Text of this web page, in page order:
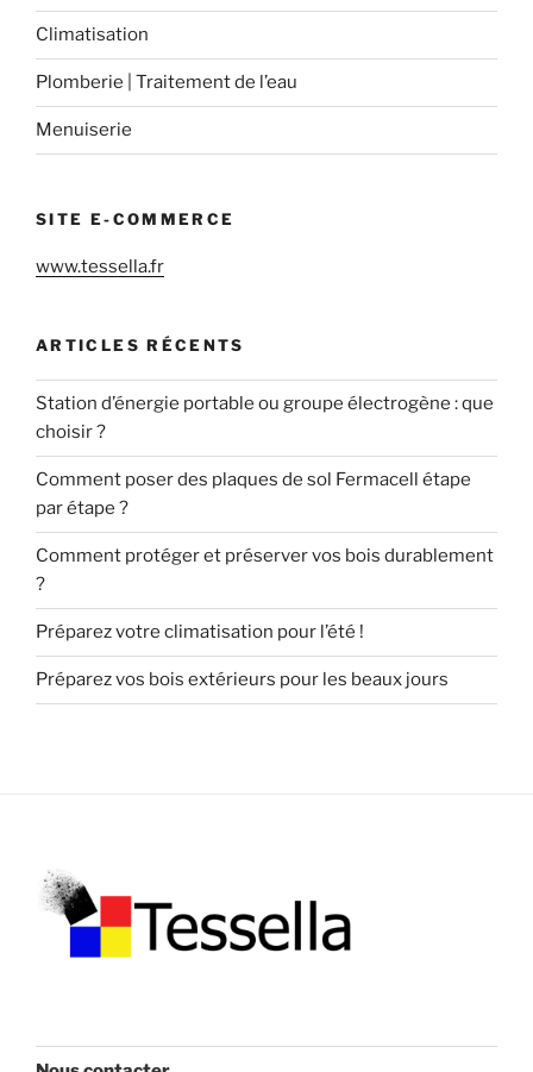
Climatisation
Plomberie | Traitement de l’eau
Menuiserie
SITE E-COMMERCE
www.tessella.fr
ARTICLES RÉCENTS
Station d’énergie portable ou groupe électrogène : que
choisir ?
Comment poser des plaques de sol Fermacell étape
par étape ?
Comment protéger et préserver vos bois durablement
?
Préparez votre climatisation pour l’été !
Préparez vos bois extérieurs pour les beaux jours